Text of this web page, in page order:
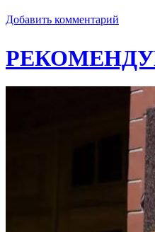
Добавить комментарий